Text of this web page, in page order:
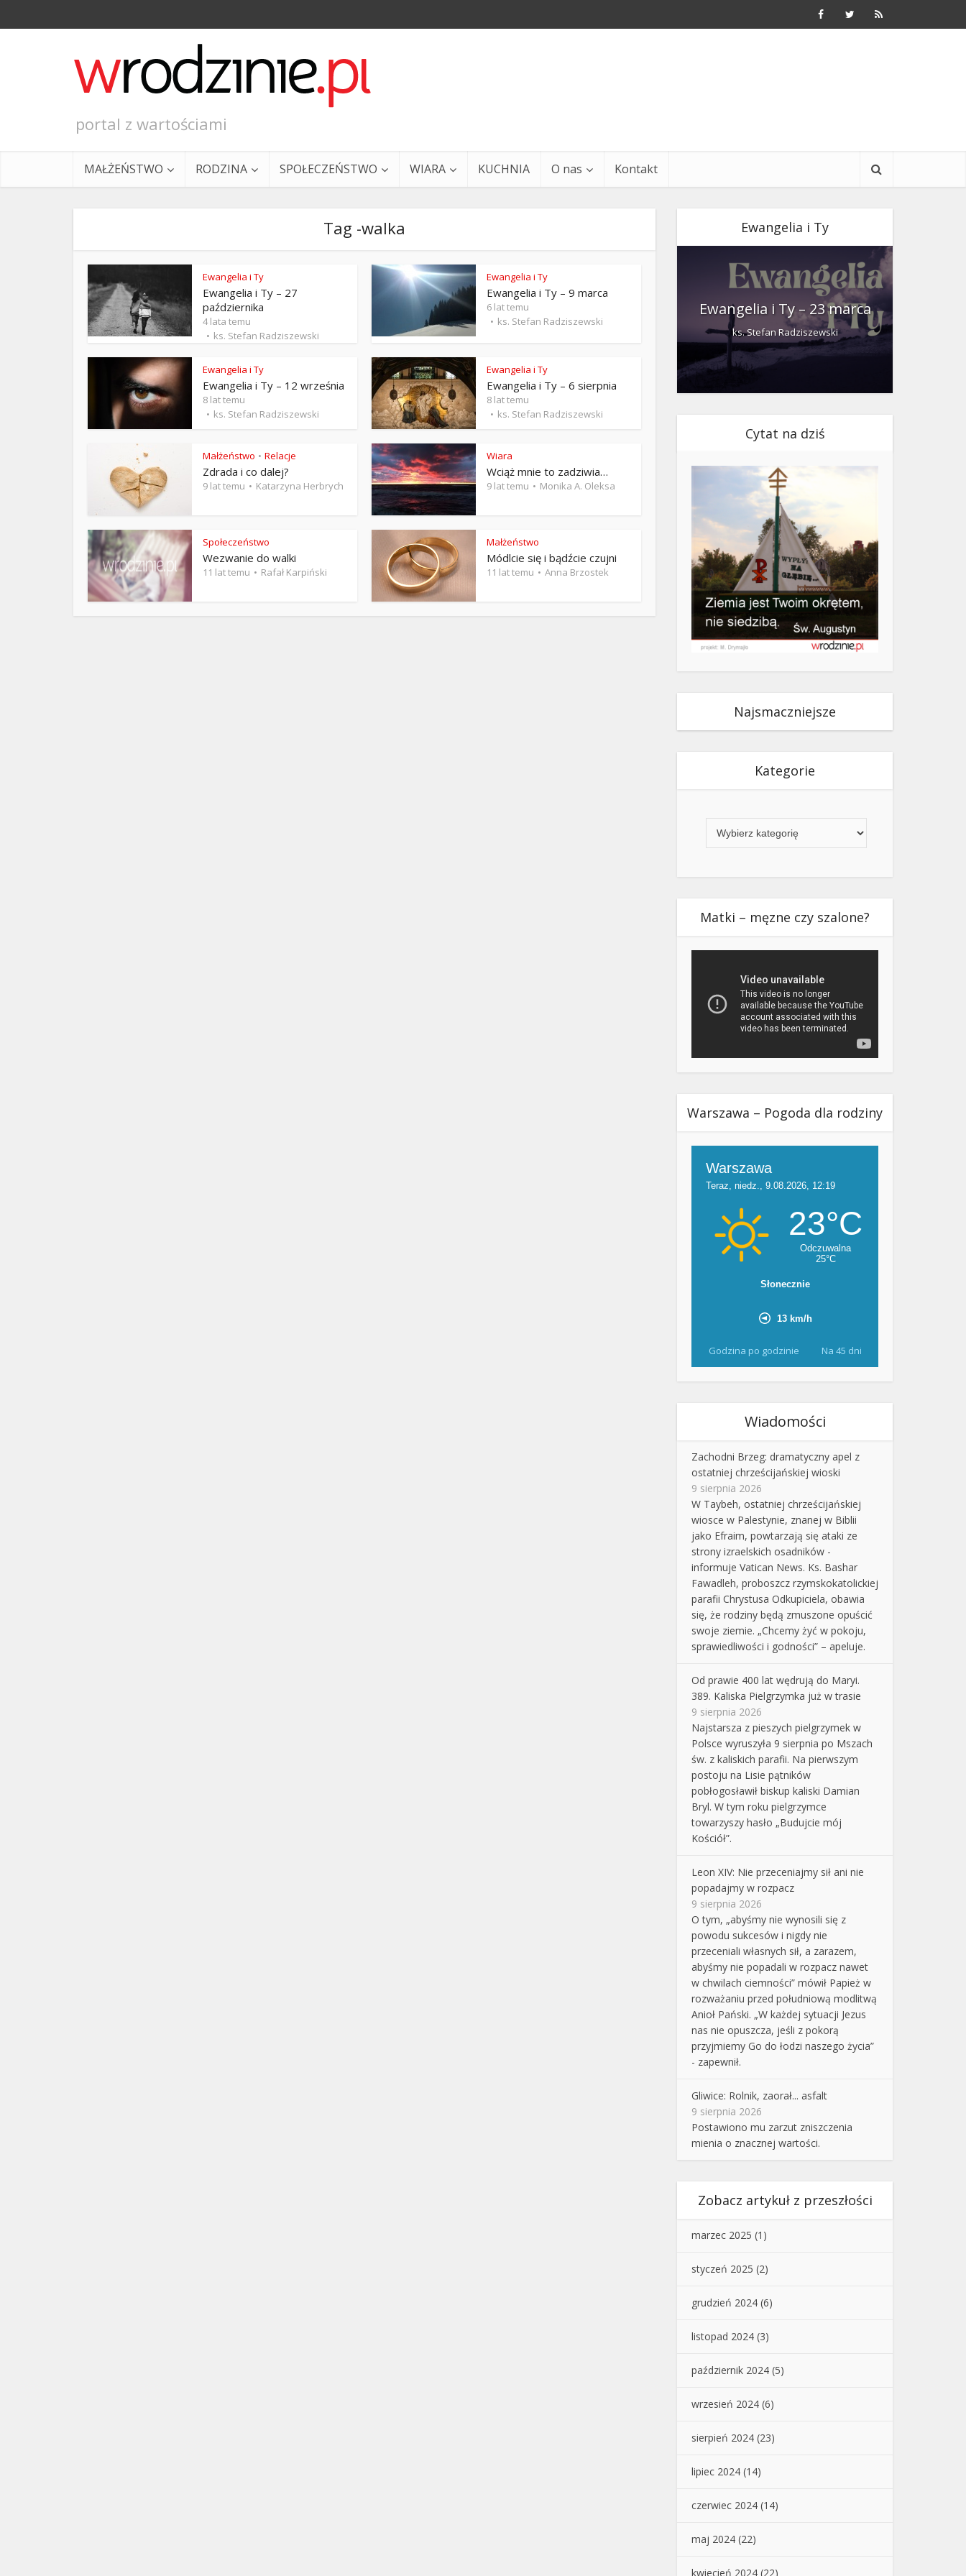
portal z wartościami
MAŁŻEŃSTWO RODZINA SPOŁECZEŃSTWO WIARA KUCHNIA O nas Kontakt
Tag -walka
Ewangelia i Ty
Ewangelia i Ty – 27
października
4 lata temu
ks. Stefan Radziszewski
Ewangelia i Ty
Ewangelia i Ty – 9 marca
6 lat temu
ks. Stefan Radziszewski
Ewangelia i Ty
Ewangelia i Ty – 12 września
8 lat temu
ks. Stefan Radziszewski
Ewangelia i Ty
Ewangelia i Ty – 6 sierpnia
8 lat temu
ks. Stefan Radziszewski
Małżeństwo • Relacje
Zdrada i co dalej?
9 lat temu Katarzyna Herbrych
Wiara
Wciąż mnie to zadziwia…
9 lat temu Monika A. Oleksa
Społeczeństwo
Wezwanie do walki
11 lat temu Rafał Karpiński
Małżeństwo
Módlcie się i bądźcie czujni
11 lat temu Anna Brzostek
Ewangelia i Ty
Ewangelia i Ty – 29 grudnia
ks. Stefan Radziszewski
Ewangelia i Ty – 27 grudnia Ewangelia i Ty – 23 marca
ks. Stefan Radziszewski
Cytat na dziś
Najsmaczniejsze
Kategorie
Matki – męzne czy szalone?
Warszawa – Pogoda dla rodziny
Godzina po godzinie Na 45 dni
Wiadomości
Zachodni Brzeg: dramatyczny apel z
ostatniej chrześcijańskiej wioski
9 sierpnia 2026
W Taybeh, ostatniej chrześcijańskiej
wiosce w Palestynie, znanej w Biblii
jako Efraim, powtarzają się ataki ze
strony izraelskich osadników -
informuje Vatican News. Ks. Bashar
Fawadleh, proboszcz rzymskokatolickiej
parafii Chrystusa Odkupiciela, obawia
się, że rodziny będą zmuszone opuścić
swoje ziemie. „Chcemy żyć w pokoju,
sprawiedliwości i godności” – apeluje.
Od prawie 400 lat wędrują do Maryi.
389. Kaliska Pielgrzymka już w trasie
9 sierpnia 2026
Najstarsza z pieszych pielgrzymek w
Polsce wyruszyła 9 sierpnia po Mszach
św. z kaliskich parafii. Na pierwszym
postoju na Lisie pątników
pobłogosławił biskup kaliski Damian
Bryl. W tym roku pielgrzymce
towarzyszy hasło „Budujcie mój
Kościół”.
Leon XIV: Nie przeceniajmy sił ani nie
popadajmy w rozpacz
9 sierpnia 2026
O tym, „abyśmy nie wynosili się z
powodu sukcesów i nigdy nie
przeceniali własnych sił, a zarazem,
abyśmy nie popadali w rozpacz nawet
w chwilach ciemności” mówił Papież w
rozważaniu przed południową modlitwą
Anioł Pański. „W każdej sytuacji Jezus
nas nie opuszcza, jeśli z pokorą
przyjmiemy Go do łodzi naszego życia”
- zapewnił.
Gliwice: Rolnik, zaorał... asfalt
9 sierpnia 2026
Postawiono mu zarzut zniszczenia
mienia o znacznej wartości.
Zobacz artykuł z przeszłości
marzec 2025 (1)
styczeń 2025 (2)
grudzień 2024 (6)
listopad 2024 (3)
październik 2024 (5)
wrzesień 2024 (6)
sierpień 2024 (23)
lipiec 2024 (14)
czerwiec 2024 (14)
maj 2024 (22)
kwiecień 2024 (22)